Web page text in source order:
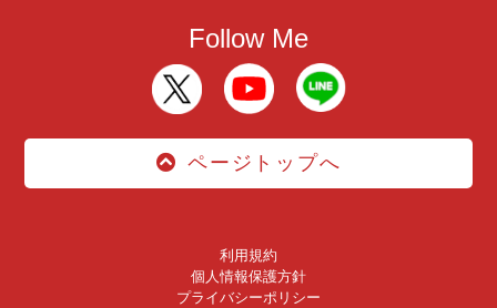
Follow Me
ページトップへ
利用規約
個人情報保護方針
プライバシーポリシー